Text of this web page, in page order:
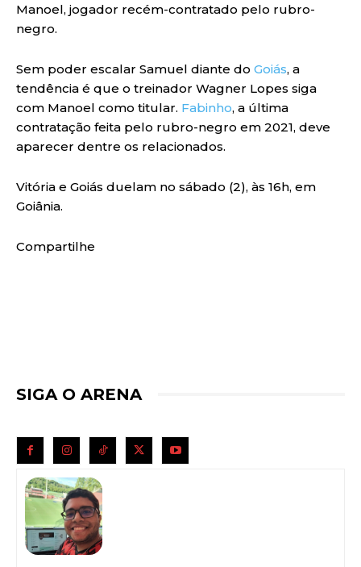
Manoel, jogador recém-contratado pelo rubro-
negro.
Sem poder escalar Samuel diante do Goiás, a
tendência é que o treinador Wagner Lopes siga
com Manoel como titular. Fabinho, a última
contratação feita pelo rubro-negro em 2021, deve
aparecer dentre os relacionados.
Vitória e Goiás duelam no sábado (2), às 16h, em
Goiânia.
Compartilhe
SIGA O ARENA